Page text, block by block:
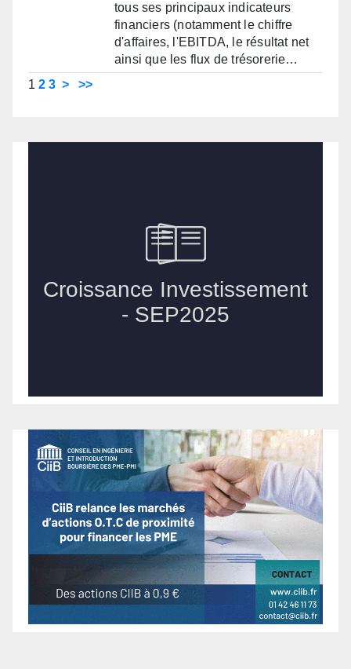
tous ses principaux indicateurs
financiers (notamment le chiffre
d'affaires, l'EBITDA, le résultat net
ainsi que les flux de trésorerie…
1 2 3 > >>